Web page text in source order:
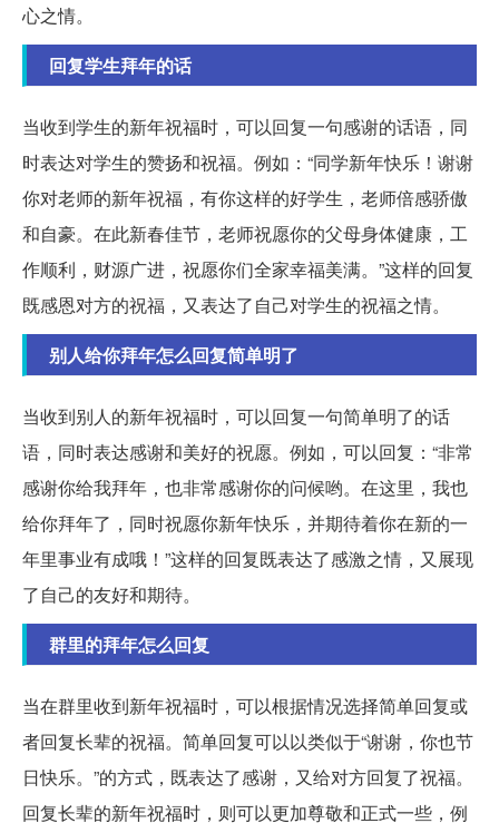
心之情。
回复学生拜年的话
当收到学生的新年祝福时，可以回复一句感谢的话语，同
时表达对学生的赞扬和祝福。例如：“同学新年快乐！谢谢
你对老师的新年祝福，有你这样的好学生，老师倍感骄傲
和自豪。在此新春佳节，老师祝愿你的父母身体健康，工
作顺利，财源广进，祝愿你们全家幸福美满。”这样的回复
既感恩对方的祝福，又表达了自己对学生的祝福之情。
别人给你拜年怎么回复简单明了
当收到别人的新年祝福时，可以回复一句简单明了的话
语，同时表达感谢和美好的祝愿。例如，可以回复：“非常
感谢你给我拜年，也非常感谢你的问候哟。在这里，我也
给你拜年了，同时祝愿你新年快乐，并期待着你在新的一
年里事业有成哦！”这样的回复既表达了感激之情，又展现
了自己的友好和期待。
群里的拜年怎么回复
当在群里收到新年祝福时，可以根据情况选择简单回复或
者回复长辈的祝福。简单回复可以以类似于“谢谢，你也节
日快乐。”的方式，既表达了感谢，又给对方回复了祝福。
回复长辈的新年祝福时，则可以更加尊敬和正式一些，例